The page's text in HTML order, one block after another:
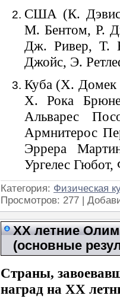
США (К.
М. Бентом, Р.
Дж. Ривер, Т.
Джойс, Э.
Куба (X. Домек
X. Рока
Альварес
Армнитерос
Эррера
Ургелес Гюбот,
Категория: Физическая
Просмотров: 277 |
XX летние
(основные
Страны,
наград на XX